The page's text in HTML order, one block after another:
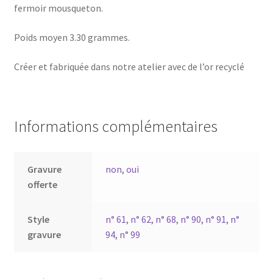
fermoir mousqueton.
Poids moyen 3.30 grammes.
Créer et fabriquée dans notre atelier avec de l’or recyclé
Informations complémentaires
Gravure
offerte
non,oui
Style
gravure
n° 61, n° 62, n° 68, n° 90, n° 91, n°
94, n° 99